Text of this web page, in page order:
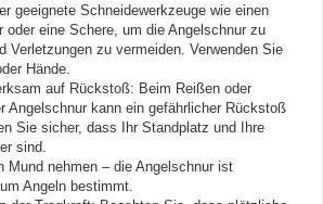
geeignete Schneidewerkzeuge wie einen
oder eine Schere, um die Angelschnur zu
Verletzungen zu vermeiden. Verwenden Sie
Hände.
auf Rückstoß: Beim Reißen oder
Angelschnur kann ein gefährlicher Rückstoß
Sie sicher, dass Ihr Standplatz und Ihre
sind.
Mund nehmen – die Angelschnur ist
Angeln bestimmt.